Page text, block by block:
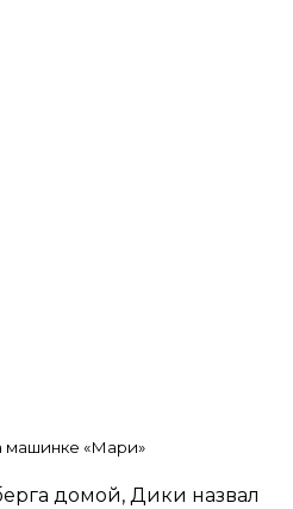
машинке «Мари»
домой, Дики назвал